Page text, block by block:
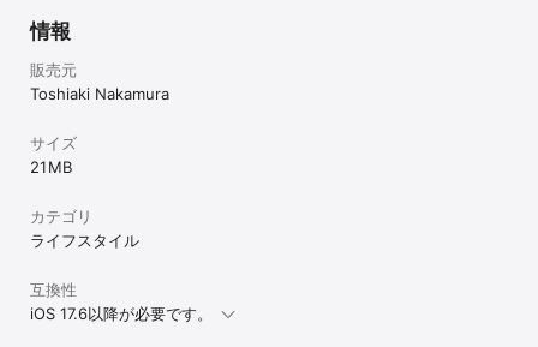
■□■□保護者のかたへ■□■□
このたびは、パンダクリンARを見つけていただき、ありがとうござ
います。
ょに開発しました。
もともとは、なかなかお片づけをしてくれない子どもたちが、なん
が、このアプリの開発をはじめたきっかけです。
その後、約二年間の構想を経て、ようやくリリースすることができ
ました。
情報
販売元
Toshiaki Nakamura
サイズ
21 MB
カテゴリ
ライフスタイル
互換性
iOS 17.6以降が必要です。